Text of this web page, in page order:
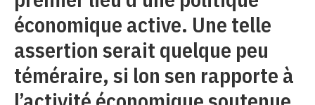
économique active. Une telle
assertion serait quelque peu
téméraire, si lon sen rapporte à